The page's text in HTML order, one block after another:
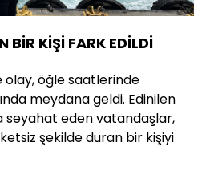
BİR KİŞİ FARK EDİLDİ
olay, öğle saatlerinde
meydana geldi. Edinilen
seyahat eden vatandaşlar,
şekilde duran bir kişiyi